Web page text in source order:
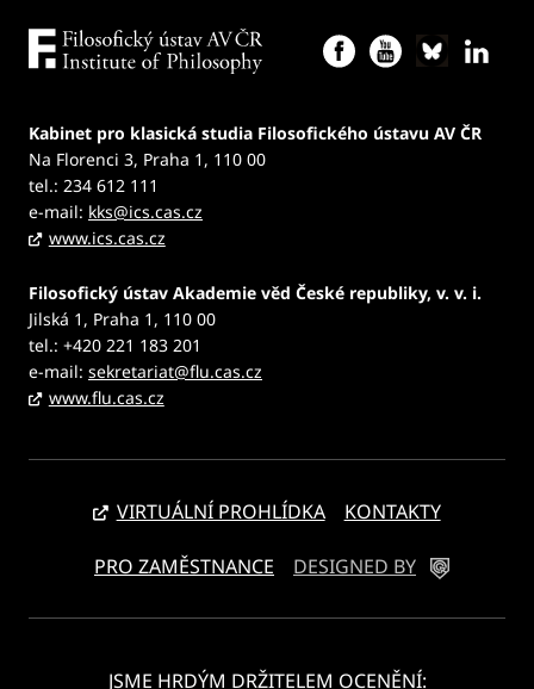
Kabinet pro klasická studia Filosofického ústavu AV ČR
Na Florenci 3, Praha 1, 110 00
tel.: 234 612 111
e-mail: kks@ics.cas.cz
www.ics.cas.cz
Filosofický ústav Akademie věd České republiky, v. v. i.
Jilská 1, Praha 1, 110 00
tel.: +420 221 183 201
e-mail: sekretariat@flu.cas.cz
www.flu.cas.cz
VIRTUÁLNÍ PROHLÍDKA KONTAKTY
PRO ZAMĚSTNANCE DESIGNED BY
JSME HRDÝM DRŽITELEM OCENĚNÍ: